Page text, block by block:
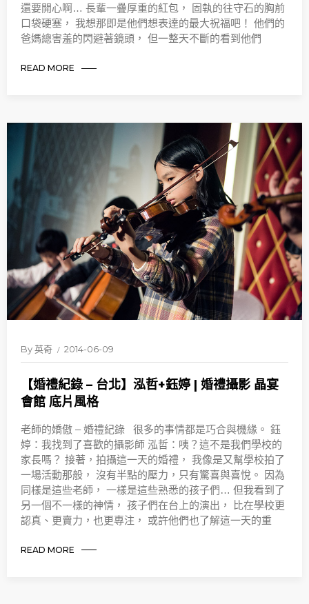
還要開心啊… 長輩一疊厚重的紅包， 固執的往守石的胸前
口袋硬塞， 我想那即是他們想表達的最大祝福吧！ 他們的
爸媽總害羞的閃避著鏡頭， 但一整天不斷的看到他們
READ MORE
By英奇 2014-06-09
【婚禮紀錄 – 台北】泓哲+鈺婷 | 婚禮攝影 晶宴
會館 底片風格
老師的嬌傲 – 婚禮紀錄 很多的事情都是巧合與機緣。 鈺
婷：我找到了喜歡的攝影師 泓哲：咦？這不是我們學校的
家長嗎？ 接著，拍攝這一天的婚禮， 我像是又幫學校拍了
一場活動那般， 沒有半點的壓力，只有驚喜與喜悅。 因為
同樣是這些老師， 一樣是這些熟悉的孩子們… 但我看到了
另一個不一樣的神情， 孩子們在台上的演出， 比在學校更
認真、更賣力，也更專注， 或許他們也了解這一天的重
READ MORE